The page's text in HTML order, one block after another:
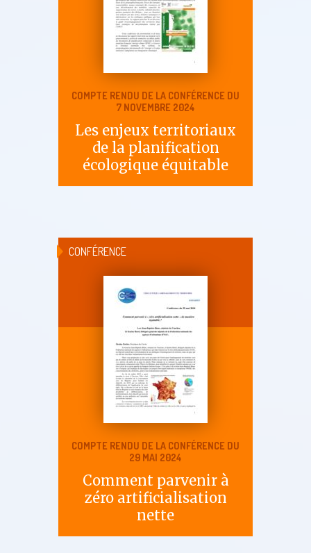
COMPTE RENDU DE LA CONFÉRENCE DU
7 NOVEMBRE 2024
Les enjeux territoriaux
de la planification
écologique équitable
CONFÉRENCE
COMPTE RENDU DE LA CONFÉRENCE DU
29 MAI 2024
Comment parvenir à
zéro artificialisation
nette